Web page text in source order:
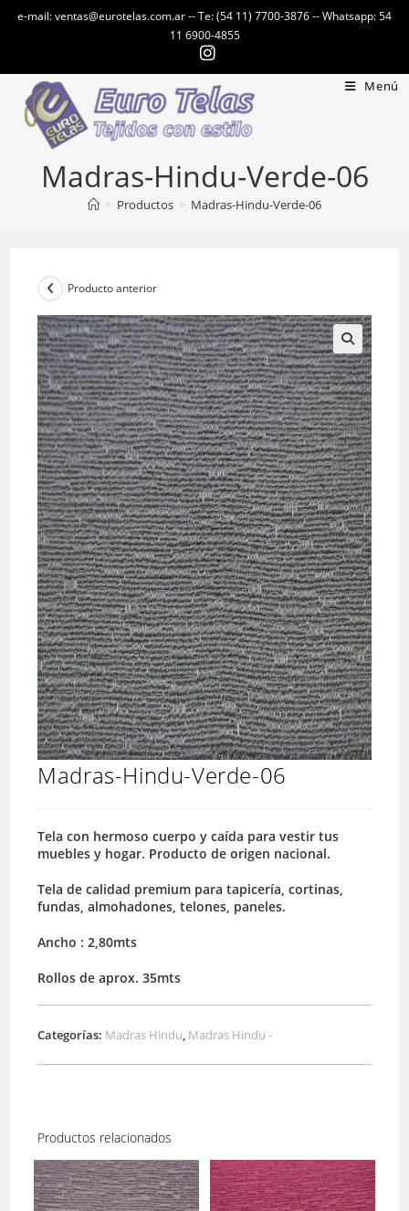
e-mail: ventas@eurotelas.com.ar -- Te: (54 11) 7700-3876 -- Whatsapp: 54
11 6900-4855
Menú
Madras-Hindu-Verde-06
> Productos > Madras-Hindu-Verde-06
Producto anterior
Madras-Hindu-Verde-06
Tela con hermoso cuerpo y caída para vestir tus
muebles y hogar. Producto de origen nacional.
Tela de calidad premium para tapicería, cortinas,
fundas, almohadones, telones, paneles.
Ancho : 2,80mts
Rollos de aprox. 35mts
Categorías: Madras Hindu, Madras Hindu -
Productos relacionados